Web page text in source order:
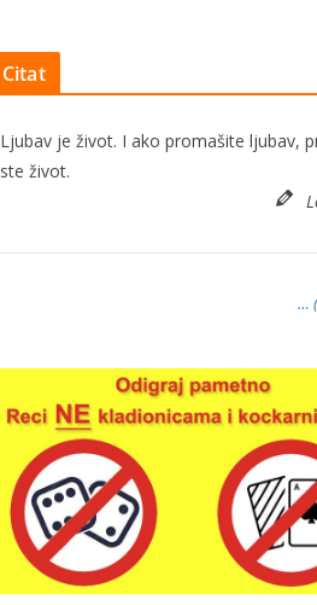
Citat
Ljubav je život. I ako promašite ljubav,
ste život.
…